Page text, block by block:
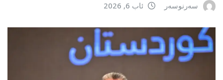
سەرنوسەر ئاب 6, 2026